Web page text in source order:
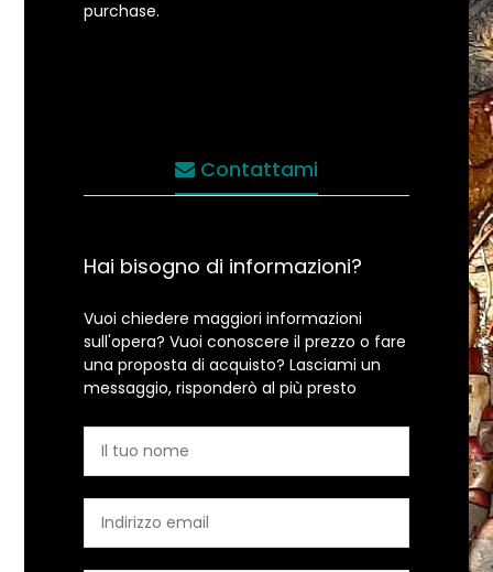
purchase.
Contattami
Hai bisogno di informazioni?
Vuoi chiedere maggiori informazioni
sull'opera? Vuoi conoscere il prezzo o fare
una proposta di acquisto? Lasciami un
messaggio, risponderò al più presto